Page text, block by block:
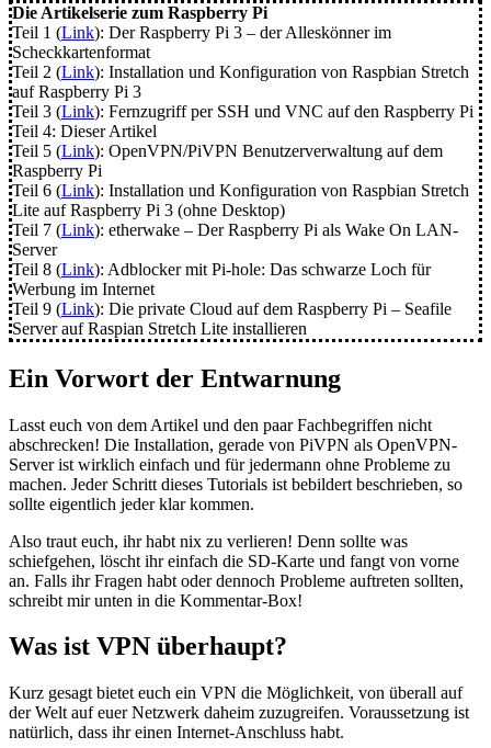
Die Artikelserie zum Raspberry Pi
Teil 1 (Link): Der Raspberry Pi 3 – der Alleskönner im
Scheckkartenformat
Teil 2 (Link): Installation und Konfiguration von Raspbian Stretch
auf Raspberry Pi 3
Teil 3 (Link): Fernzugriff per SSH und VNC auf den Raspberry Pi
Teil 4: Dieser Artikel
Teil 5 (Link): OpenVPN/PiVPN Benutzerverwaltung auf dem
Raspberry Pi
Teil 6 (Link): Installation und Konfiguration von Raspbian Stretch
Lite auf Raspberry Pi 3 (ohne Desktop)
Teil 7 (Link): etherwake – Der Raspberry Pi als Wake On LAN-
Server
Teil 8 (Link): Adblocker mit Pi-hole: Das schwarze Loch für
Werbung im Internet
Teil 9 (Link): Die private Cloud auf dem Raspberry Pi – Seafile
Server auf Raspian Stretch Lite installieren
Ein Vorwort der Entwarnung
Lasst euch von dem Artikel und den paar Fachbegriffen nicht
abschrecken! Die Installation, gerade von PiVPN als OpenVPN-
Server ist wirklich einfach und für jedermann ohne Probleme zu
machen. Jeder Schritt dieses Tutorials ist bebildert beschrieben, so
sollte eigentlich jeder klar kommen.
Also traut euch, ihr habt nix zu verlieren! Denn sollte was
schiefgehen, löscht ihr einfach die SD-Karte und fangt von vorne
an. Falls ihr Fragen habt oder dennoch Probleme auftreten sollten,
schreibt mir unten in die Kommentar-Box!
Was ist VPN überhaupt?
Kurz gesagt bietet euch ein VPN die Möglichkeit, von überall auf
der Welt auf euer Netzwerk daheim zuzugreifen. Voraussetzung ist
natürlich, dass ihr einen Internet-Anschluss habt.